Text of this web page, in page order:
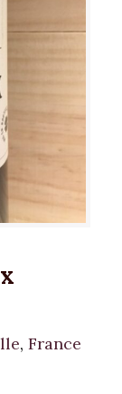
, France